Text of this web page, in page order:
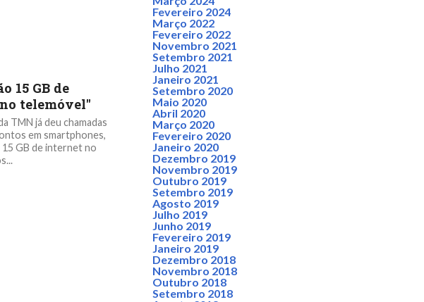
15 GB de
telemóvel"
TMN já deu chamadas
em smartphones,
15 GB de internet no
Fevereiro 2024
Março 2022
Fevereiro 2022
Novembro 2021
Setembro 2021
Julho 2021
Janeiro 2021
Setembro 2020
Maio 2020
Abril 2020
Março 2020
Fevereiro 2020
Janeiro 2020
Dezembro 2019
Novembro 2019
Outubro 2019
Setembro 2019
Agosto 2019
Julho 2019
Junho 2019
Fevereiro 2019
Janeiro 2019
Dezembro 2018
Novembro 2018
Outubro 2018
Setembro 2018